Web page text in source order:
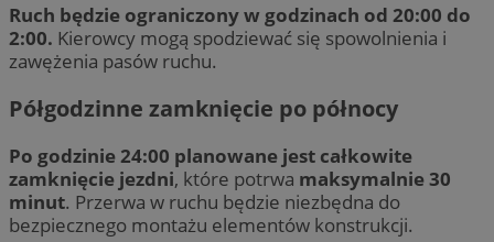
Ruch będzie ograniczony w godzinach od 20:00 do
2:00. Kierowcy mogą spodziewać się spowolnienia i
zawężenia pasów ruchu.
Półgodzinne zamknięcie po północy
Po godzinie 24:00 planowane jest całkowite
zamknięcie jezdni, które potrwa maksymalnie 30
minut. Przerwa w ruchu będzie niezbędna do
bezpiecznego montażu elementów konstrukcji.